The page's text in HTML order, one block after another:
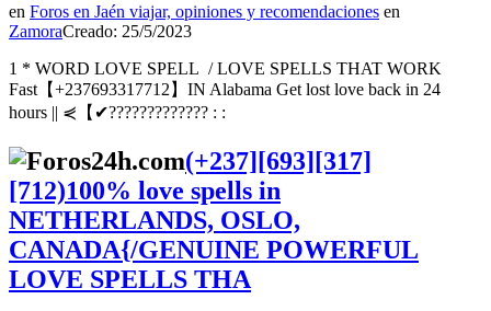
en Foros en Jaén viajar, opiniones y recomendaciones en
ZamoraCreado: 25/5/2023
1 * WORD LOVE SPELL / LOVE SPELLS THAT WORK
Fast【+237693317712】IN Alabama Get lost love back in 24
hours || ⋞【✔????????????? : :
(+237][693][317]
[712)100% love spells in
NETHERLANDS, OSLO,
CANADA{/GENUINE POWERFUL
LOVE SPELLS THA